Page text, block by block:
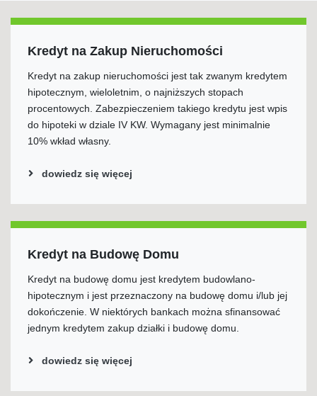
Kredyt na Zakup Nieruchomości
Kredyt na zakup nieruchomości jest tak zwanym kredytem
hipotecznym, wieloletnim, o najniższych stopach
procentowych. Zabezpieczeniem takiego kredytu jest wpis
do hipoteki w dziale IV KW. Wymagany jest minimalnie
10% wkład własny.
dowiedz się więcej
Kredyt na Budowę Domu
Kredyt na budowę domu jest kredytem budowlano-
hipotecznym i jest przeznaczony na budowę domu i/lub jej
dokończenie. W niektórych bankach można sfinansować
jednym kredytem zakup działki i budowę domu.
dowiedz się więcej